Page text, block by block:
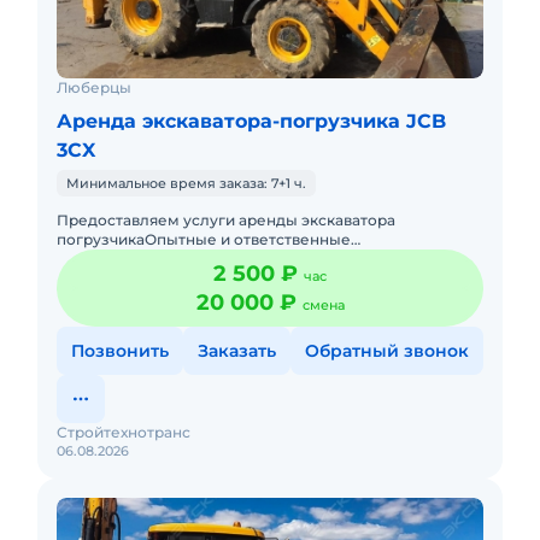
Люберцы
Аренда экскаватора-погрузчика JCB
3CX
Минимальное время заказа: 7+1 ч.
Предоставляем услуги аренды экскаватора
погрузчикаОпытные и ответственные
машинистыРаботаем без
выходных,круглосуточноПодача в день заказа.Пакет
отчетных докуме
2 500 ₽ час
20 000 ₽ смена
Позвонить Заказать Обратный звонок
06.08.2026
Стройтехнотранс